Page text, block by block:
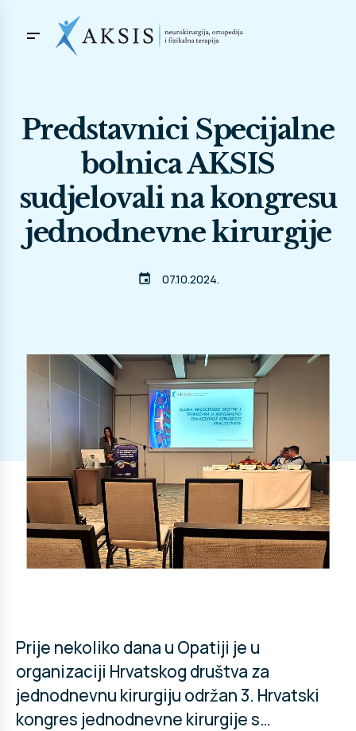
Predstavnici Specijalne
bolnica AKSIS
sudjelovali na kongresu
jednodnevne kirurgije
event 07.10.2024.
Prije nekoliko dana u Opatiji je u
organizaciji Hrvatskog društva za
jednodnevnu kirurgiju održan 3. Hrvatski
kongres jednodnevne kirurgije s…